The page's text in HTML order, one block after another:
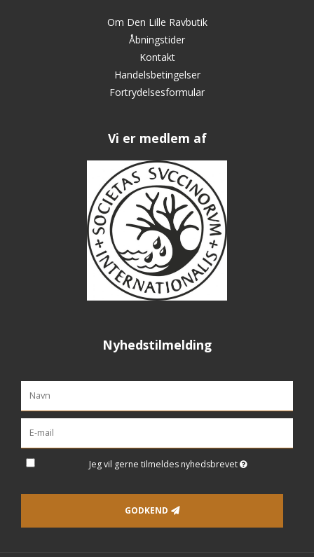
Om Den Lille Ravbutik
Åbningstider
Kontakt
Handelsbetingelser
Fortrydelsesformular
Vi er medlem af
Nyhedstilmelding
Jeg vil gerne tilmeldes nyhedsbrevet
GODKEND